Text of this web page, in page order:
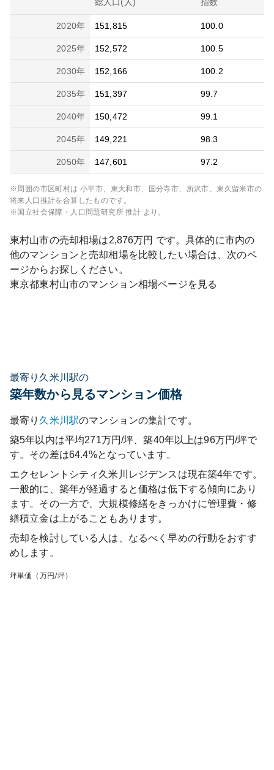
2020年 151,815 100.0
2025年 152,572 100.5
2030年 152,166 100.2
2035年 151,397 99.7
2040年 150,472 99.1
2045年 149,221 98.3
2050年 147,601 97.2
※周囲の市区町村は 小平市、東大和市、国分寺市、所沢市、東久留米市の
将来人口推計を合算したものです。
※国立社会保障・人口問題研究所 推計 より。
東村山市の売却相場は2,876万円 です。具体的に市内の
他のマンションと売却相場を比較したい場合は、次のペ
ージからお探しください。
東京都東村山市のマンション相場ページを見る
最寄り久米川駅の
築年数から見るマンション価格
最寄り 久米川 駅のマンションの集計です。
築5年以内は平均271万円/坪、築40年以上は96万円/坪で
す。その差は64.4%となっています。
エクセレントシティ久米川レジデンス は現在築4年です。
一般的に、築年が経過すると価格は低下する傾向にあり
ます。その一方で、大規模修繕をきっかけに管理費・修
繕積立金は上がることもあります。
売却を検討している人は、なるべく早めの行動をおすす
めします。
坪単価（万円/坪）